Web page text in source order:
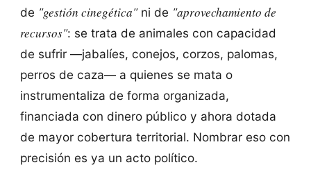
de "gestión cinegética"ni de "aprovechamiento de
recursos": se trata de animales con capacidad
de sufrir —jabalíes, conejos, corzos, palomas,
perros de caza— a quienes se mata o
instrumentaliza de forma organizada,
financiada con dinero público y ahora dotada
de mayor cobertura territorial. Nombrar eso con
precisión es ya un acto político.